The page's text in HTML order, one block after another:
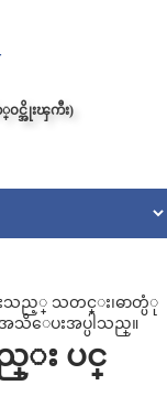
၀င္အိုးၾကီး)
သည့္ သတင္း၊ဓာတ္ပံု
သိေပးအပ္ပါသည္။
ည္း ပင္